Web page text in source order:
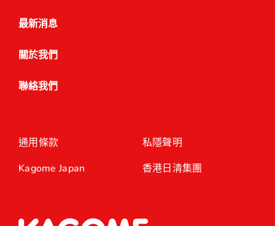
最新消息
關於我們
聯絡我們
通用條款
Kagome Japan
私隱聲明
香港日清集團